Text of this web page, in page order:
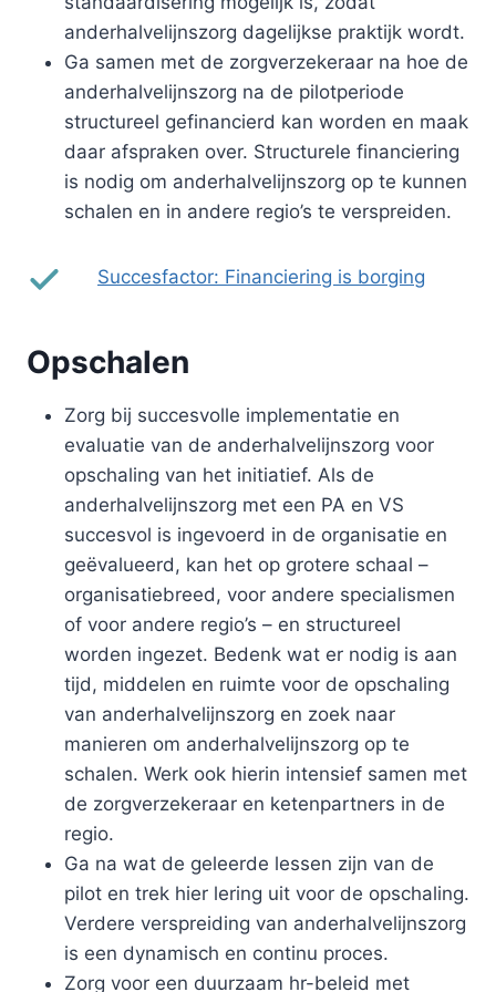
anderhalvelijnszorg dagelijkse praktijk wordt.
Ga samen met de zorgverzekeraar na hoe de
anderhalvelijnszorg na de pilotperiode
structureel gefinancierd kan worden en maak
daar afspraken over. Structurele financiering
is nodig om anderhalvelijnszorg op te kunnen
schalen en in andere regio’s te verspreiden.
Succesfactor: Financiering is borging
Opschalen
Zorg bij succesvolle implementatie en
evaluatie van de anderhalvelijnszorg voor
opschaling van het initiatief. Als de
anderhalvelijnszorg met een PA en VS
succesvol is ingevoerd in de organisatie en
geëvalueerd, kan het op grotere schaal –
organisatiebreed, voor andere specialismen
of voor andere regio’s – en structureel
worden ingezet. Bedenk wat er nodig is aan
tijd, middelen en ruimte voor de opschaling
van anderhalvelijnszorg en zoek naar
manieren om anderhalvelijnszorg op te
schalen. Werk ook hierin intensief samen met
de zorgverzekeraar en ketenpartners in de
regio.
Ga na wat de geleerde lessen zijn van de
pilot en trek hier lering uit voor de opschaling.
Verdere verspreiding van anderhalvelijnszorg
is een dynamisch en continu proces.
Zorg voor een duurzaam hr-beleid met